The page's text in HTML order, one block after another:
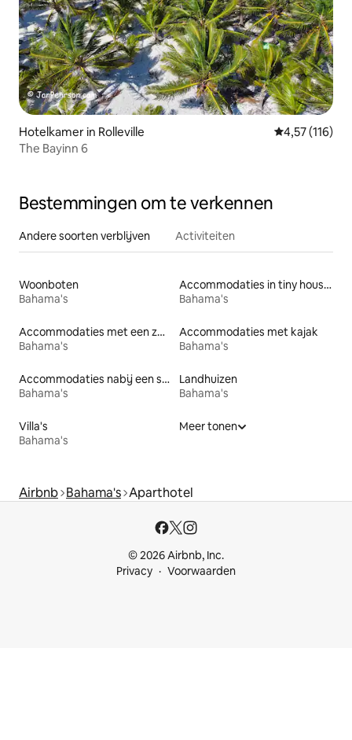
Hotelkamer in Rolleville Gemiddelde
4,57 (116)
The Bayinn 6
Bestemmingen om te verkennen
Andere soorten verblijven Activiteiten
Woonboten
Bahama's
Accommodaties in tiny houses
Bahama's
Accommodaties met een zwembad
Bahama's
Accommodaties met kajak
Bahama's
Accommodaties nabij een strand
Bahama's
Landhuizen
Bahama's
Villa's
Bahama's
Meer tonen
Airbnb Bahama's Aparthotel
© 2026 Airbnb, Inc.
Privacy
Voorwaarden